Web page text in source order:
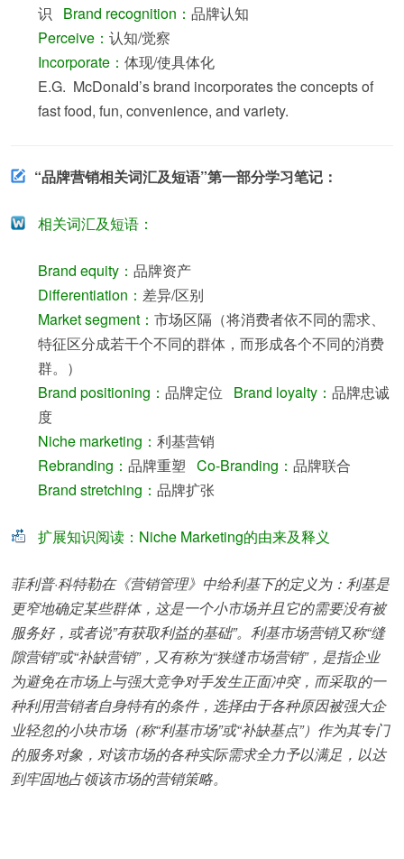
识 Brand recognition： 品牌认知
Perceive： 认知/觉察
Incorporate： 体现/使具体化
E.G. McDonald’s brand incorporates the concepts of
fast food, fun, convenience, and variety.
“品牌营销相关词汇及短语”第一部分学习笔记：
相关词汇及短语：
Brand equity： 品牌资产
Differentiation： 差异/区别
Market segment： 市场区隔（将消费者依不同的需求、
特征区分成若干个不同的群体，而形成各个不同的消费
群。）
Brand positioning： 品牌定位 Brand loyalty： 品牌忠诚
度
Niche marketing： 利基营销
Rebranding： 品牌重塑 Co-Branding： 品牌联合
Brand stretching： 品牌扩张
扩展知识阅读：Niche Marketing的由来及释义
菲利普·科特勒在《营销管理》中给利基下的定义为：利基是
更窄地确定某些群体，这是一个小市场并且它的需要没有被
服务好，或者说”有获取利益的基础”。利基市场营销又称“缝
隙营销”或“补缺营销”，又有称为“狭缝市场营销”，是指企业
为避免在市场上与强大竞争对手发生正面冲突，而采取的一
种利用营销者自身特有的条件，选择由于各种原因被强大企
业轻忽的小块市场（称“利基市场”或“补缺基点”）作为其专门
的服务对象，对该市场的各种实际需求全力予以满足，以达
到牢固地占领该市场的营销策略。